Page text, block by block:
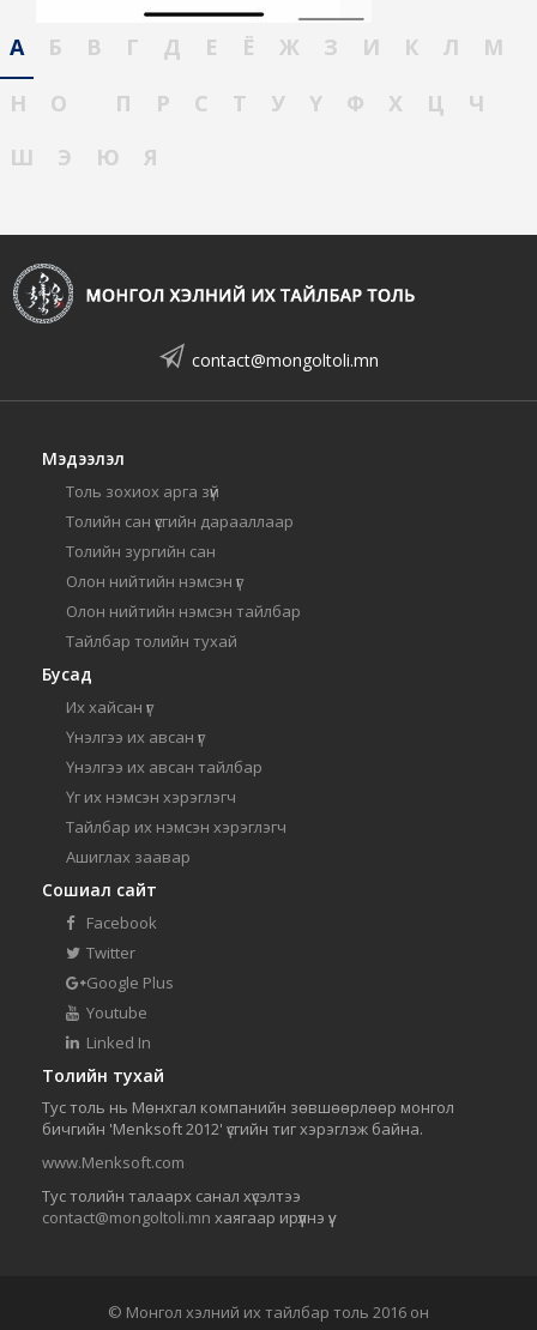
А Б В Г Д Е Ё Ж З И К Л
М
Н
О П Р С Т У Ү Ф Х Ц
Ч
Ш
Э Ю Я
contact@mongoltoli.mn
Мэдээлэл
Толь зохиох арга зүй
Толийн сан үсгийн дарааллаар
Толийн зургийн сан
Олон нийтийн нэмсэн үг
Олон нийтийн нэмсэн тайлбар
Тайлбар толийн тухай
Бусад
Их хайсан үг
Үнэлгээ их авсан үг
Үнэлгээ их авсан тайлбар
Үг их нэмсэн хэрэглэгч
Тайлбар их нэмсэн хэрэглэгч
Ашиглах заавар
Сошиал сайт
Facebook
Twitter
Google Plus
Youtube
Linked In
Толийн тухай
Тус толь нь Мөнхгал компанийн зөвшөөрлөөр монгол
бичгийн 'Menksoft 2012' үсгийн тиг хэрэглэж байна.
www.Menksoft.com
Тус толийн талаарх санал хүсэлтээ
contact@mongoltoli.mn хаягаар ирүүлнэ үү.
© Монгол хэлний их тайлбар толь 2016 он